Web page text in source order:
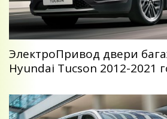
ЭлектроПривод двери
Hyundai Tucson 2012-2021